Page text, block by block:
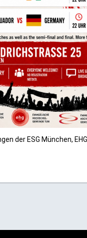
der ESG München, EHG